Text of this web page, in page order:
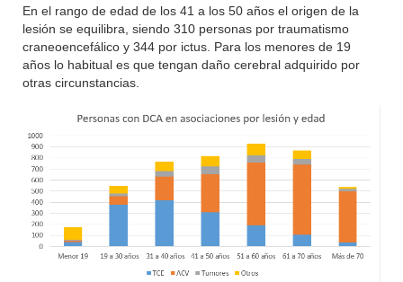
En el rango de edad de los 41 a los 50 años el origen de la
lesión se equilibra, siendo 310 personas por traumatismo
craneoencefálico y 344 por ictus. Para los menores de 19
años lo habitual es que tengan daño cerebral adquirido por
otras circunstancias.